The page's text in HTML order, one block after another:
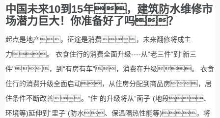
中国未来10到15年，建筑防水维修市
场潜力巨大！你准备好了吗？
起点是地产，征途是消费，未来翻修将成主
力。 衣食住行的消费全面升级----从“老三件”到“新三
件”，到“有房有车”，消费在升级。 衣食
住行的消费升级全面启动，从住房分配到商品房，居
住条件不断改善。“住”的升级将从“面子”(地段、
环境等)延伸到“里子”(防水、保温隔热性能等)，将